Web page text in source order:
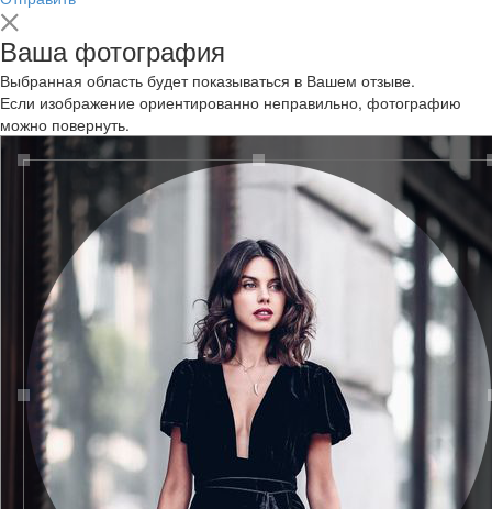
Ваша фотография
Выбранная область будет показываться в Вашем отзыве.
Если изображение ориентированно неправильно, фотографию
можно повернуть.